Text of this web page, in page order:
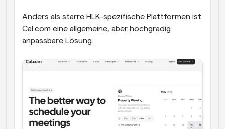
Anders als starre HLK-spezifische Plattformen ist
Cal.com eine allgemeine, aber hochgradig
anpassbare Lösung.